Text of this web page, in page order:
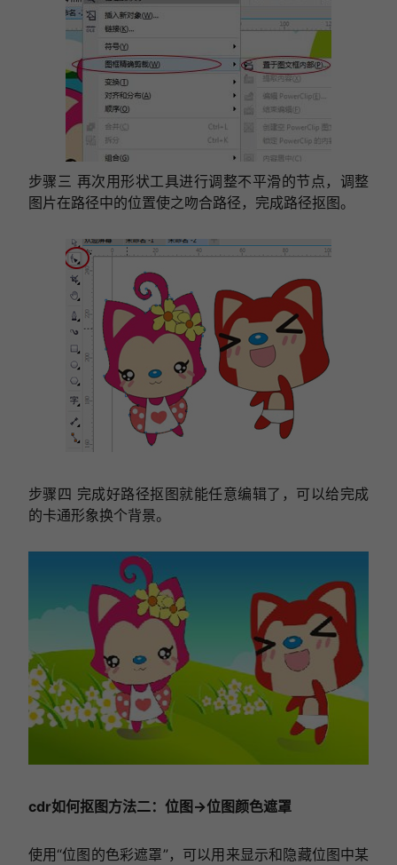
步骤三 再次用形状工具进行调整不平滑的节点，调整
图片在路径中的位置使之吻合路径，完成路径抠图。
步骤四 完成好路径抠图就能任意编辑了，可以给完成
的卡通形象换个背景。
cdr如何抠图方法二：位图→位图颜色遮罩
使用“位图的色彩遮罩”，可以用来显示和隐藏位图中某